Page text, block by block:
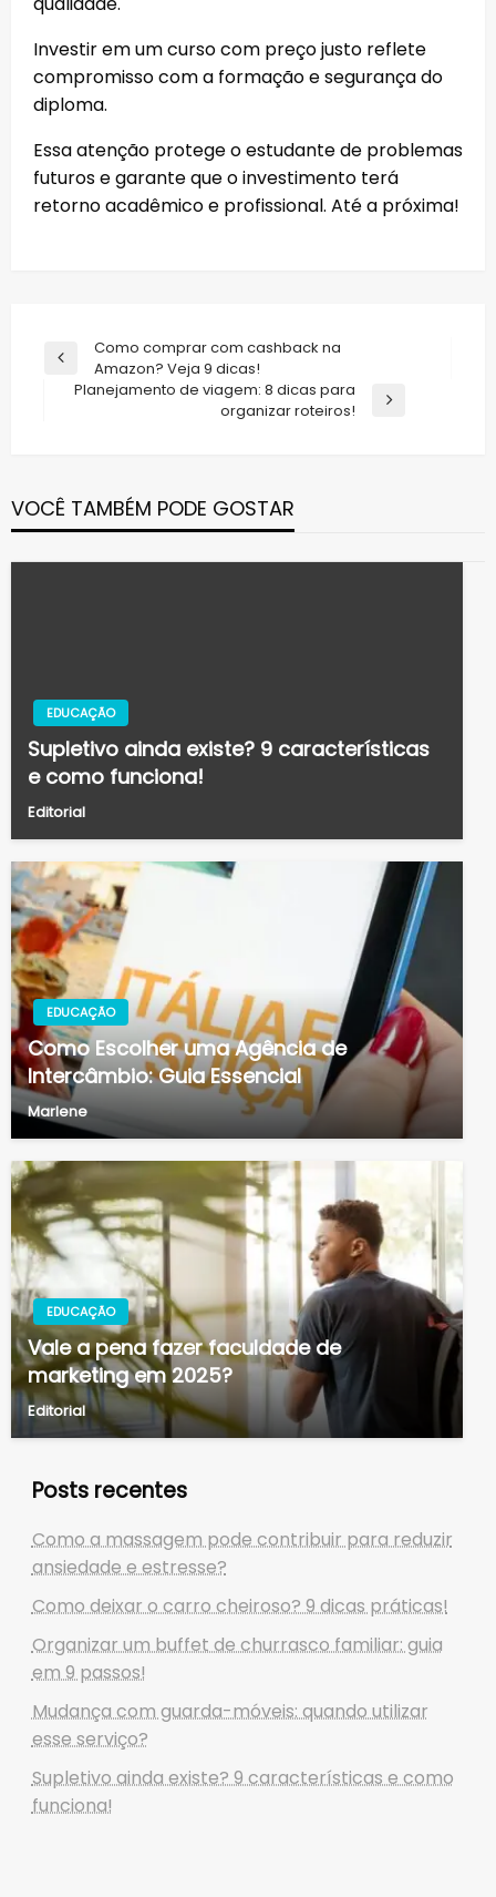
Investir em um curso com preço justo reflete
compromisso com a formação e segurança do
diploma.
Essa atenção protege o estudante de problemas
futuros e garante que o investimento terá
retorno acadêmico e profissional. Até a próxima!
Navegação
Previous
Como comprar com cashback na
Amazon? Veja 9 dicas!
Planejamento de viagem: 8 dicas para
organizar roteiros!
VOCÊ TAMBÉM PODE GOSTAR
EDUCAÇÃO
Supletivo ainda existe? 9 características
e como funciona!
Editorial
EDUCAÇÃO
Como Escolher uma Agência de
Intercâmbio: Guia Essencial
Marlene
EDUCAÇÃO
Vale a pena fazer faculdade de
marketing em 2025?
Editorial
Posts recentes
Como a massagem pode contribuir para reduzir
ansiedade e estresse?
Como deixar o carro cheiroso? 9 dicas práticas!
Organizar um buffet de churrasco familiar: guia
em 9 passos!
Mudança com guarda-móveis: quando utilizar
esse serviço?
Supletivo ainda existe? 9 características e como
funciona!